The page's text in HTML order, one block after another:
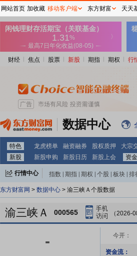
财经 焦点 股票 新股 期指 期权 行
数据中心
特色 龙虎榜单 融资融券 股权质押 大宗
新股
新股申购 新股日历 新股上会 资金
行情中心 指数 期指 期权 个股 板块 排
东方财富网 > 数据中心 > 渝三峡Ａ个股数据
渝三峡Ａ 000565 （2026-
- 今开：
资金流：
网站首页 加收藏 移动客户端 东方财富 天天